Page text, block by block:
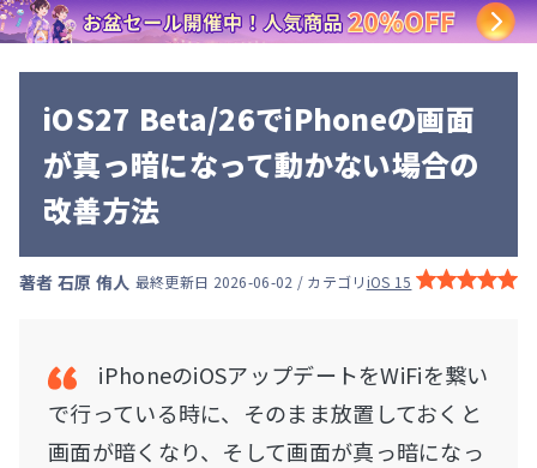
iOS27 Beta/26でiPhoneの画面
が真っ暗になって動かない場合の
改善方法
著者 石原 侑人 最終更新日 2026-06-02 / カテゴリiOS 15
iPhoneのiOSアップデートをWiFiを繋い
で行っている時に、そのまま放置しておくと
画面が暗くなり、そして画面が真っ暗になっ